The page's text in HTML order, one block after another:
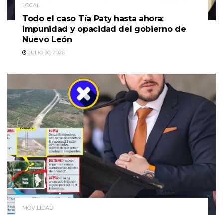
LOCAL
Todo el caso Tía Paty hasta ahora:
impunidad y opacidad del gobierno de
Nuevo León
JULIO 30, 2026
MOVILIDAD